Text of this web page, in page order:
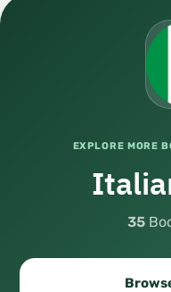
EXPLORE MORE
35